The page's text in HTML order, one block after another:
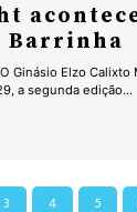
Barrinha
Ginásio Elzo Calixto
a segunda edição...
3 4 5